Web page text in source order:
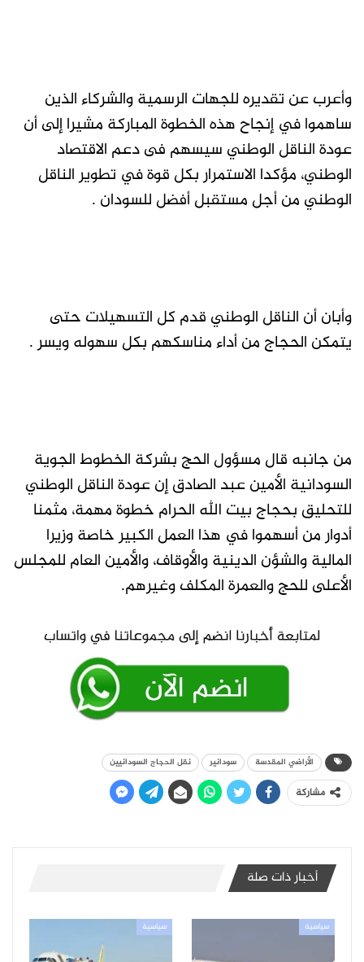
وأعرب عن تقديره للجهات الرسمية والشركاء الذين
ساهموا في إنجاح هذه الخطوة المباركة مشيرا إلى أن
عودة الناقل الوطني سيسهم فى دعم الاقتصاد
الوطني، مؤكدا الاستمرار بكل قوة في تطوير الناقل
الوطني من أجل مستقبل أفضل للسودان .
وأبان أن الناقل الوطني قدم كل التسهيلات حتى
يتمكن الحجاج من أداء مناسكهم بكل سهوله ويسر .
من جانبه قال مسؤول الحج بشركة الخطوط الجوية
السودانية الأمين عبد الصادق إن عودة الناقل الوطني
للتحليق بحجاج بيت الله الحرام خطوة مهمة، مثمنا
أدوار من أسهموا في هذا العمل الكبير خاصة وزيرا
المالية والشؤن الدينية والأوقاف، والأمين العام للمجلس
الأعلى للحج والعمرة المكلف وغيرهم.
الأراضي المقدسة سودانير نقل الحجاج السودانيين
مشاركة
أخبار ذات صلة
سياسية سياسية